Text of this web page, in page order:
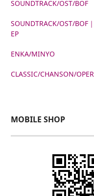
SOUNDTRACK/OST/BOF
SOUNDTRACK/OST/BOF
EP
ENKA/MINYO
CLASSIC/CHANSON/
MOBILE SHOP